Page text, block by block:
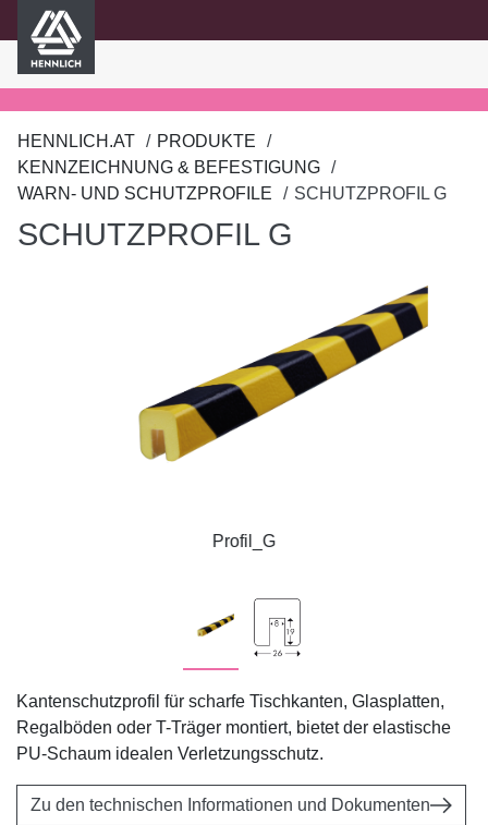
springen
HENNLICH.AT
PRODUKTE
KENNZEICHNUNG & BEFESTIGUNG
WARN- UND SCHUTZPROFILE
SCHUTZPROFIL G
SCHUTZPROFIL G
Profil_G
Kantenschutzprofil für scharfe Tischkanten, Glasplatten,
Regalböden oder T-Träger montiert, bietet der elastische
PU-Schaum idealen Verletzungsschutz.
Zu den technischen Informationen und Dokumenten